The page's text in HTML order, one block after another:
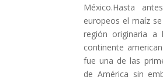
México.Hasta
europeos el maíz
región originaria
continente
fue una de las
de América sin